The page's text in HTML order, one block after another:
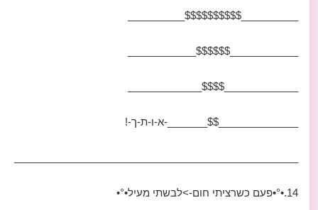
__________$$$$$$$$$$__________
____________$$$$$$____________
_____________$$$$_____________
______________$$_______-א-ו-ת-ך-!
14.•°•פעם כשרציתי חום->לבשתי מעיל•°•